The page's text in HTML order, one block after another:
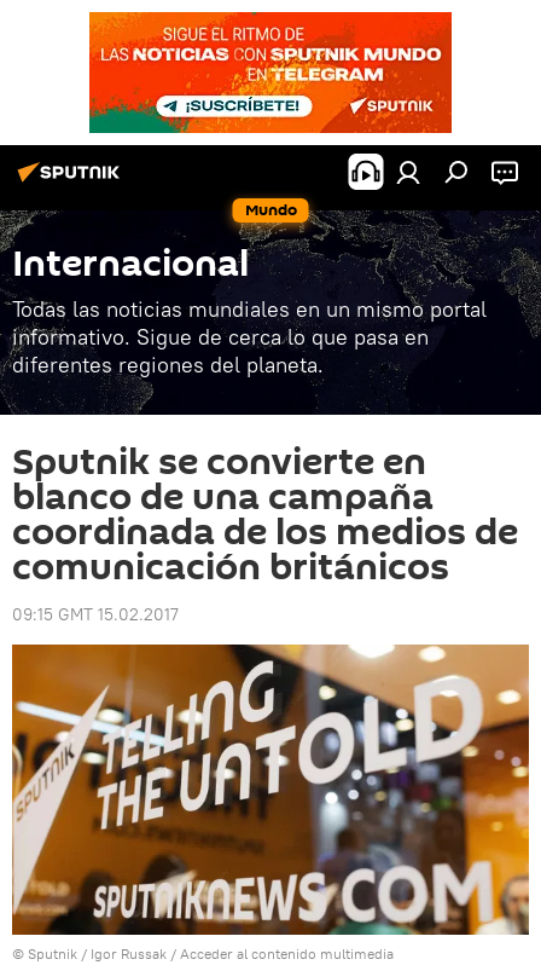
Mundo
Internacional
Todas las noticias mundiales en un mismo portal
informativo. Sigue de cerca lo que pasa en
diferentes regiones del planeta.
Sputnik se convierte en
blanco de una campaña
coordinada de los medios de
comunicación británicos
09:15 GMT 15.02.2017
© Sputnik / Igor Russak / Acceder al contenido multimedia